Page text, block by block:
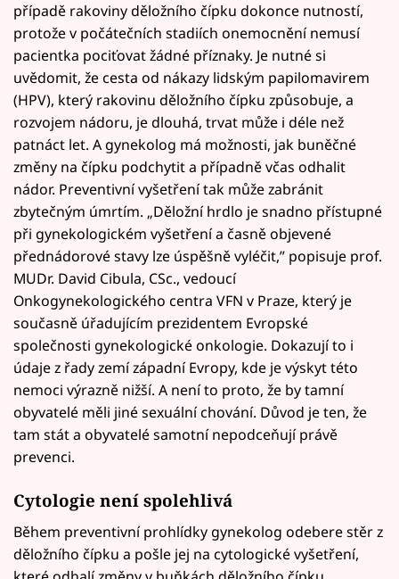
případě rakoviny děložního čípku dokonce nutností,
protože v počátečních stadiích onemocnění nemusí
pacientka pociťovat žádné příznaky. Je nutné si
uvědomit, že cesta od nákazy lidským papilomavirem
(HPV), který rakovinu děložního čípku způsobuje, a
rozvojem nádoru, je dlouhá, trvat může i déle než
patnáct let. A gynekolog má možnosti, jak buněčné
změny na čípku podchytit a případně včas odhalit
nádor. Preventivní vyšetření tak může zabránit
zbytečným úmrtím. „Děložní hrdlo je snadno přístupné
při gynekologickém vyšetření a časně objevené
přednádorové stavy lze úspěšně vyléčit,” popisuje prof.
MUDr. David Cibula, CSc., vedoucí
Onkogynekologického centra VFN v Praze, který je
současně úřadujícím prezidentem Evropské
společnosti gynekologické onkologie. Dokazují to i
údaje z řady zemí západní Evropy, kde je výskyt této
nemoci výrazně nižší. A není to proto, že by tamní
obyvatelé měli jiné sexuální chování. Důvod je ten, že
tam stát a obyvatelé samotní nepodceňují právě
prevenci.
Cytologie není spolehlivá
Během preventivní prohlídky gynekolog odebere stěr z
děložního čípku a pošle jej na cytologické vyšetření,